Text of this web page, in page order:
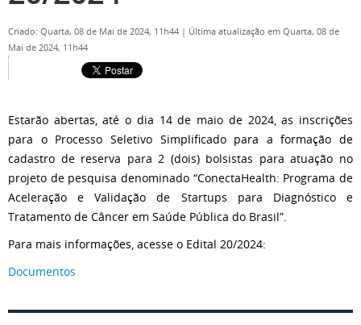
Criado: Quarta, 08 de Mai de 2024, 11h44 | Última atualização em Quarta, 08 de
Mai de 2024, 11h44
Estarão abertas, até o dia 14 de maio de 2024, as inscrições
para o Processo Seletivo Simplificado para a formação de
cadastro de reserva para 2 (dois) bolsistas para atuação no
projeto de pesquisa denominado “ConectaHealth: Programa de
Aceleração e Validação de Startups para Diagnóstico e
Tratamento de Câncer em Saúde Pública do Brasil”.
Para mais informações, acesse o Edital 20/2024:
Documentos